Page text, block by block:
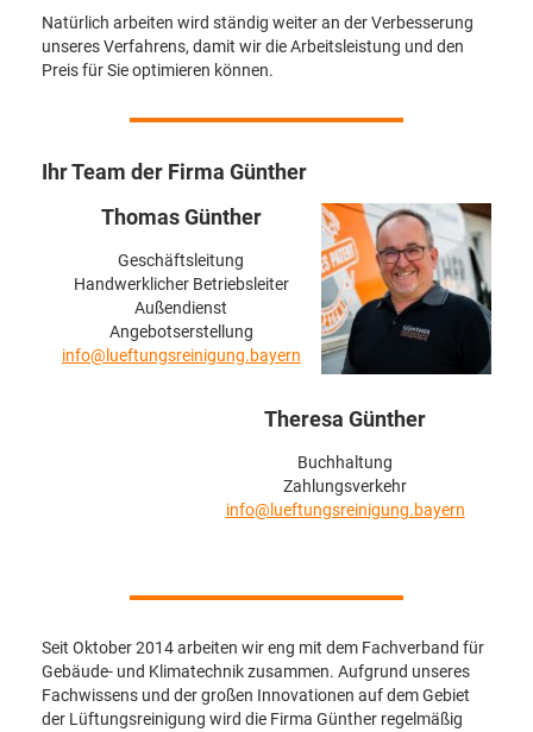
Natürlich arbeiten wird ständig weiter an der Verbesserung
unseres Verfahrens, damit wir die Arbeitsleistung und den
Preis für Sie optimieren können.
Ihr Team der Firma Günther
Thomas Günther
Geschäftsleitung
Handwerklicher Betriebsleiter
Außendienst
Angebotserstellung
info@lueftungsreinigung.bayern
Theresa Günther
Buchhaltung
Zahlungsverkehr
info@lueftungsreinigung.bayern
Seit Oktober 2014 arbeiten wir eng mit dem Fachverband für
Gebäude- und Klimatechnik zusammen. Aufgrund unseres
Fachwissens und der großen Innovationen auf dem Gebiet
der Lüftungsreinigung wird die Firma Günther regelmäßig